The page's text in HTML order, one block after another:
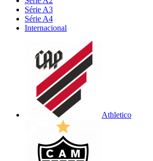
Série A3
Série A4
Internacional
Athletico